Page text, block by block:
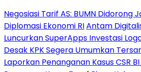
Negosiasi Tarif AS: BUMN Didorong
Diplomasi Ekonomi RIAntam
Luncurkan SuperApps Investasi
Desak KPK Segera Umumkan
Laporkan Penanganan Kasus CSR